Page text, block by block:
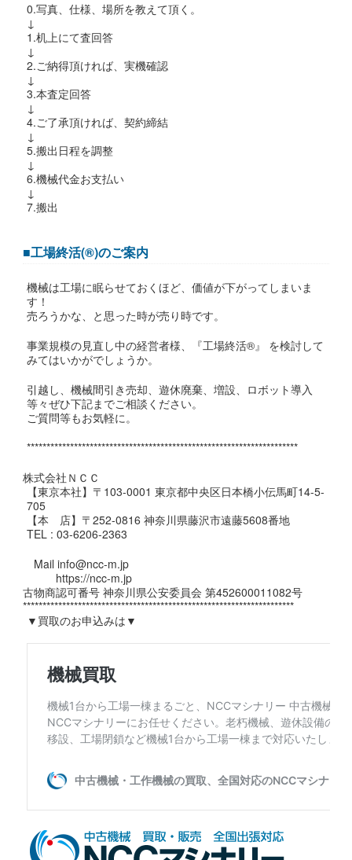
0.写真、仕様、場所を教えて頂く。
↓
1.机上にて査回答
↓
2.ご納得頂ければ、実機確認
↓
3.本査定回答
↓
4.ご了承頂ければ、契約締結
↓
5.搬出日程を調整
↓
6.機械代金お支払い
↓
7.搬出
■工場終活(®)のご案内
機械は工場に眠らせておくほど、価値が下がってしまいま
す！
売ろうかな、と思った時が売り時です。
事業規模の見直し中の経営者様、『工場終活®』 を検討して
みてはいかがでしょうか。
引越し、機械間引き売却、遊休廃棄、増設、ロボット導入
等々ぜひ下記までご相談ください。
ご質問等もお気軽に。
*********************************************************************
株式会社ＮＣＣ
【東京本社】〒103-0001 東京都中央区日本橋小伝馬町14-5-
705
【本 店】〒252-0816 神奈川県藤沢市遠藤5608番地
TEL : 03-6206-2363
Mail info@ncc-m.jp
https://ncc-m.jp
古物商認可番号 神奈川県公安委員会 第452600011082号
*********************************************************************
▼買取のお申込みは▼